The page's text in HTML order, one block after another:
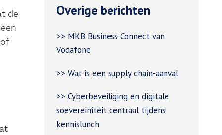
de
Overige berichten
>> MKB Business Connect van
Vodafone
>> Wat is een supply chain-aanval
>> Cyberbeveiliging en digitale
soevereiniteit centraal tijdens
kennislunch